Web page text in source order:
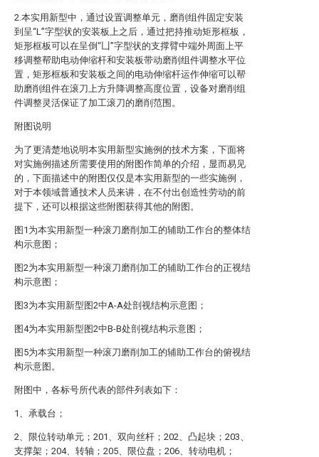
2.本实用新型中，通过设置调整单元，磨削组件固定安装
到呈“L”字型状的安装板上之后，通过把持推动矩形框板，
矩形框板可以在呈倒“凵”字型状的支撑臂中端外周面上平
移调整帮助电动伸缩杆和安装板带动磨削组件调整水平位
置，矩形框板和安装板之间的电动伸缩杆运作伸缩可以帮
助磨削组件在滚刀上方升降调整高度位置，设备对磨削组
件调整灵活保证了加工滚刀的磨削范围。
附图说明
为了更清楚地说明本实用新型实施例的技术方案，下面将
对实施例描述所需要使用的附图作简单的介绍，显而易见
的，下面描述中的附图仅仅是本实用新型的一些实施例，
对于本领域普通技术人员来讲，在不付出创造性劳动的前
提下，还可以根据这些附图获得其他的附图。
图1为本实用新型一种滚刀磨削加工的辅助工作台的整体结
构示意图；
图2为本实用新型一种滚刀磨削加工的辅助工作台的正视结
构示意图；
图3为本实用新型图2中A-A处剖视结构示意图；
图4为本实用新型图2中B-B处剖视结构示意图；
图5为本实用新型一种滚刀磨削加工的辅助工作台的俯视结
构示意图。
附图中，各标号所代表的部件列表如下：
1、承载台；
2、限位转动单元；201、双向丝杆；202、凸起块；203、
支撑架；204、转轴；205、限位盘；206、转动电机；